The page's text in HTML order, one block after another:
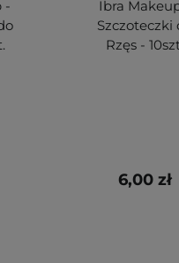
-
Ibra
Szczoteczki
Rzęs -
6,00 zł